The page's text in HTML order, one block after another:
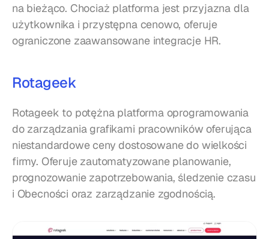
na bieżąco. Chociaż platforma jest przyjazna dla
użytkownika i przystępna cenowo, oferuje
ograniczone zaawansowane integracje HR.
Rotageek
Rotageek to potężna platforma oprogramowania
do zarządzania grafikami pracowników oferująca
niestandardowe ceny dostosowane do wielkości
firmy. Oferuje zautomatyzowane planowanie,
prognozowanie zapotrzebowania, śledzenie czasu
i Obecności oraz zarządzanie zgodnością.